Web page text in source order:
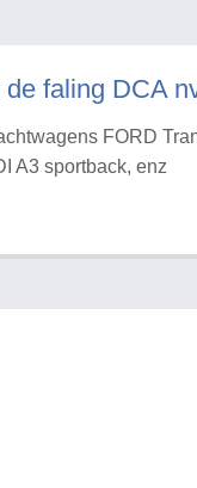
faling DCA
FORD
A3 sportback, enz